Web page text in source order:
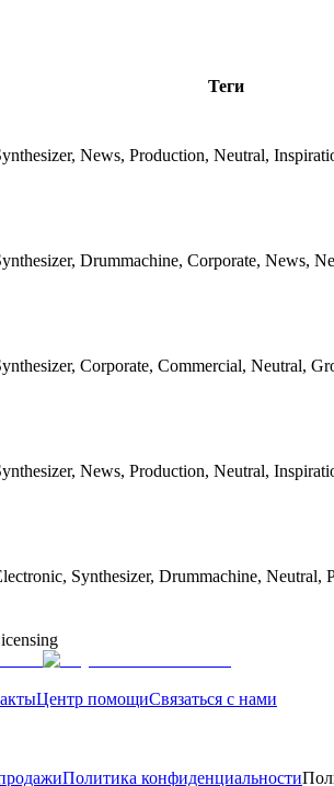
Теги
News, Production, Neutral,
Drummachine, Corporate, News,
Corporate, Commercial, Neutral,
News, Production, Neutral,
Synthesizer, Drummachine, Neutral,
Центр помощиСвязаться с нами
Политика конфиденциальности